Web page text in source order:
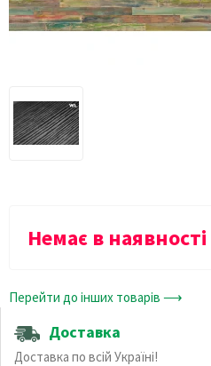
Немає в наявності
Перейти до інших товарів ⟶
Доставка
Доставка по всій Україні!